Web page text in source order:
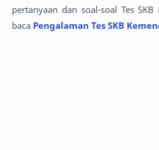
pertanyaan dan soal-soal Tes
baca Pengalaman Tes SKB